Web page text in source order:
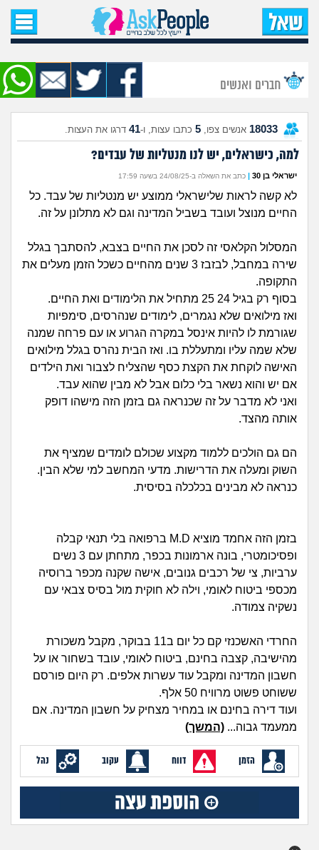
עמוד הבית
שאל שאלה
שאלות חדשות
שאלות שעוררו עניין
עצות חדשות
מה קורה כאן?
מתחם הטיפים
זוגיות
היריון ולידה
הורות ומשפחה
מהבקו"ם... ועד מתי?!
עבודה וקריירה
חברים ואנשים
מה שעובר עליי
שומרים על הגוף
פיננסי וכלכלה
בין הסדינים
חיות מחמד
יוקר המחיה
חיפוש שאלות
הרשמה | התחברות
חברים ואנשים
18033 אנשים צפו, 5 כתבו עצות, ו-41 דרגו את העצות.
למה, כישראלים, יש לנו מנטליות של עבדים?
ישראלי בן 30 | כתב את השאלה ב-24/08/25 בשעה 17:59
לא קשה לראות שלישראלי ממוצע יש מנטליות של עבד. כל
החיים מנוצל ועובד בשביל המדינה וגם לא מתלונן על זה.
המסלול הקלאסי זה לסכן את החיים בצבא, להסתבך בגלל
שירה במחבל, לבזבז 3 שנים מהחיים כשכל הזמן מעלים את
התקופה.
בסוף רק בגיל 24 25 מתחיל את הלימודים ואת החיים.
ואז מילואים שלא נגמרים, לימודים שנהרסים, סימפיות
שגורמת לו להיות אינסל במקרה הגרוע או עם פרחה שמנה
שלא שמה עליו ומתעללת בו. ואז הבית נהרס בגלל מילואים
האישה לוקחת את הקצת כסף שהצליח לצבור ואת הילדים
אם יש והוא נשאר בלי כלום אבל לא מבין שהוא עבד.
ואני לא מדבר על זה שכנראה גם בזמן הזה מישהו דופק
אותה מהצד.
הם גם הולכים ללמוד מקצוע שכולם לומדים שמציף את
השוק ומעלה את הדרישות. מדעי המחשב למי שלא הבין.
כנראה לא מבינים בכלכלה בסיסית.
בזמן הזה אחמד מוציא M.D ברפואה בלי תנאי קבלה
ופסיכומטרי, בונה ארמונות בכפר, מתחתן עם 3 נשים
ערביות, צי של רכבים גנובים, אישה שקנה מכפר ברוסיה
מכספי ביטוח לאומי, וילה לא חוקית מול בסיס צבאי עם
נשקיה צמודה.
החרדי האשכנזי קם כל יום ב11 בבוקר, מקבל משכורת
מהישיבה, קצבה בחינם, ביטוח לאומי, עובד בשחור או על
חשבון המדינה ומקבל עוד עשרות אלפים. רק היום פורסם
ששוחט פשוט מרוויח 50 אלף.
ועוד דירה בחינם או במחיר מצחיק על חשבון המדינה. אם
ממעמד גבוה... (המשך)
הזמן דווח עקוב נהל